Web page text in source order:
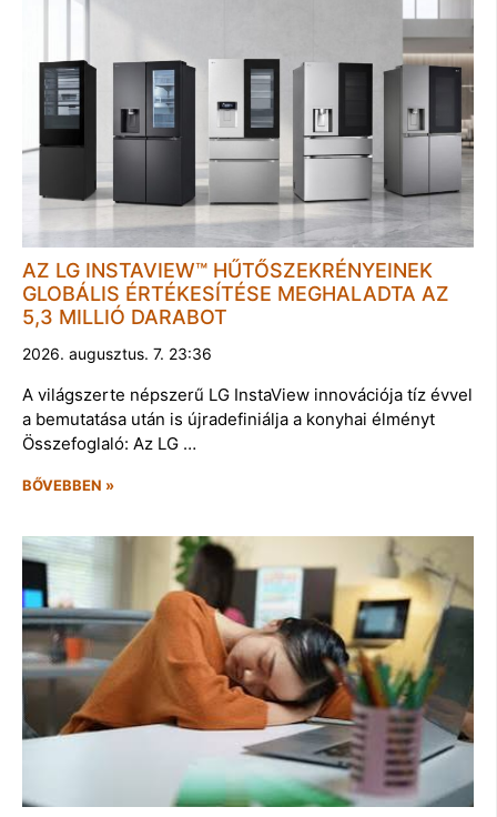
AZ LG INSTAVIEW™ HŰTŐSZEKRÉNYEINEK
GLOBÁLIS ÉRTÉKESÍTÉSE MEGHALADTA AZ
5,3 MILLIÓ DARABOT
2026. augusztus. 7. 23:36
A világszerte népszerű LG InstaView innovációja tíz évvel
a bemutatása után is újradefiniálja a konyhai élményt
Összefoglaló: Az LG …
BŐVEBBEN »